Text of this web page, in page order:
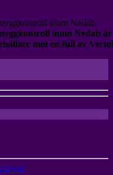
inom Nedab
mot en full av